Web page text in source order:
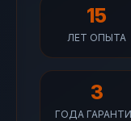
15
ЛЕТ ОПЫТА
3
ГОДА